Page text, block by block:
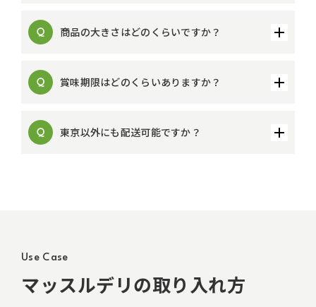
商品の大きさはどのくらいですか？
賞味期限はどのくらいありますか？
東京以外にも配送可能ですか？
Use Case
マッスルデリの取り入れ方